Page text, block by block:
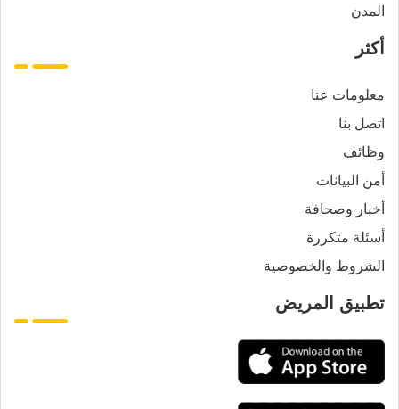
المدن
أكثر
معلومات عنا
اتصل بنا
وظائف
أمن البيانات
أخبار وصحافة
أسئلة متكررة
الشروط والخصوصية
تطبيق المريض